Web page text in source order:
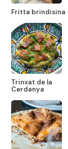
Fritta brindisina
Trinxat de la
Cerdanya